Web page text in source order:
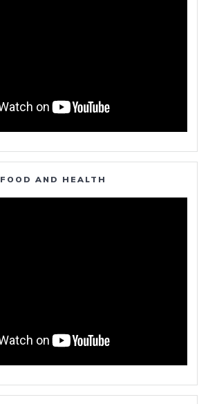
FOOD AND HEALTH